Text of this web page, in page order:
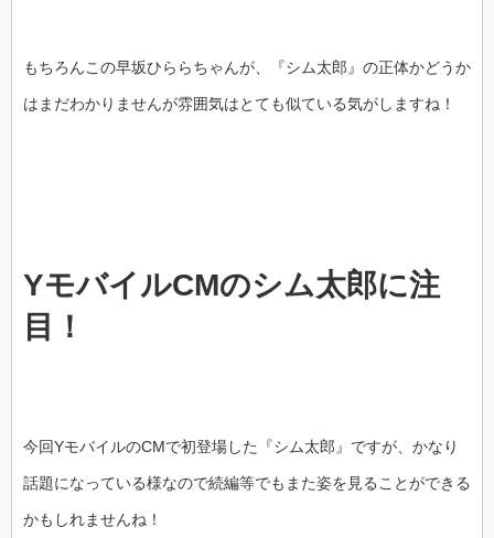
もちろんこの早坂ひららちゃんが、『シム太郎』の正体かどうか
はまだわかりませんが雰囲気はとても似ている気がしますね！
YモバイルCMのシム太郎に注
目！
今回YモバイルのCMで初登場した『シム太郎』ですが、かなり
話題になっている様なので続編等でもまた姿を見ることができる
かもしれませんね！